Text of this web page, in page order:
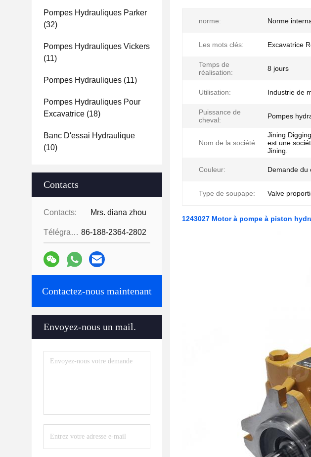
Pompes Hydrauliques Parker
(32)
Pompes Hydrauliques Vickers
(11)
Pompes Hydrauliques (11)
Pompes Hydrauliques Pour
Excavatrice (18)
Banc D'essai Hydraulique
(10)
Contacts
Contacts: Mrs. diana zhou
Télégramme: 86-188-2364-2802
Contactez-nous maintenant
Envoyez-nous un mail.
norme: Norme
Les mots clés: Excavatrice
Temps de
réalisation:
8 jours
Utilisation: Industrie de
Puissance de
cheval:
Pompes
Nom de la société:
Jining
est une
Jining.
Couleur: Demande du
Type de soupape: Valve
1243027 Motor à pompe à piston